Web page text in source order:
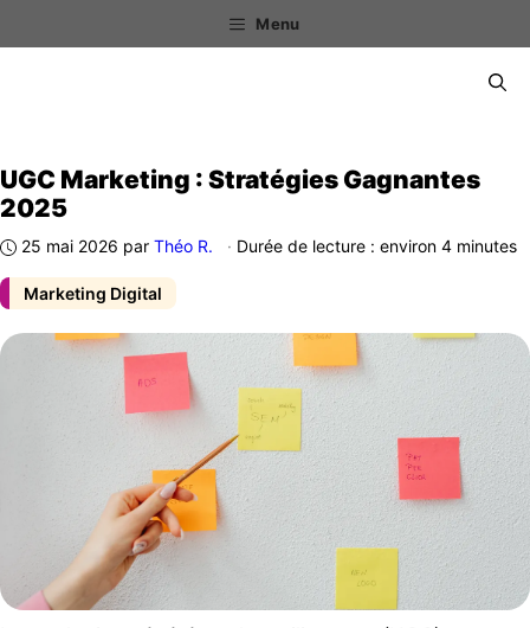
au
Menu
Marketing Digital
UGC Marketing : Stratégies Gagnantes
2025
25 mai 2026 par Théo R. · Durée de lecture : environ 4 minutes